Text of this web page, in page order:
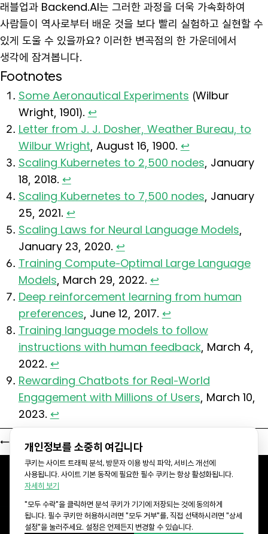
래블업과 Backend.AI는 그러한 과정을 더욱 가속화하여
사람들이 역사로부터 배운 것을 보다 빨리 실험하고 실현할 수
있게 도울 수 있을까요? 이러한 변곡점의 한 가운데에서
생각에 잠겨봅니다.
Footnotes
Some Aeronautical Experiments (Wilbur
Wright, 1901). ↩
Letter from J. J. Dosher, Weather Bureau, to
Wilbur Wright, August 16, 1900. ↩
Scaling Kubernetes to 2,500 nodes, January
18, 2018. ↩
Scaling Kubernetes to 7,500 nodes, January
25, 2021. ↩
Scaling Laws for Neural Language Models,
January 23, 2020. ↩
Training Compute-Optimal Large Language
Models, March 29, 2022. ↩
Deep reinforcement learning from human
preferences, June 12, 2017. ↩
Training language models to follow
instructions with human feedback, March 4,
2022. ↩
Rewarding Chatbots for Real-World
Engagement with Millions of Users, March 10,
2023. ↩
← 전체 글
Lablup Facebook
Lablup GitHub
© LABLUP INC.
개인정보를 소중히 여깁니다
쿠키는 사이트 트래픽 분석, 방문자 이용 방식 파악, 서비스 개선에
사용됩니다. 사이트 기본 동작에 필요한 필수 쿠키는 항상 활성화됩니다.
자세히 보기
"모두 수락"을 클릭하면 분석 쿠키가 기기에 저장되는 것에 동의하게
됩니다. 필수 쿠키만 허용하시려면 "모두 거부"를, 직접 선택하시려면 "상세
설정"을 눌러주세요. 설정은 언제든지 변경할 수 있습니다.